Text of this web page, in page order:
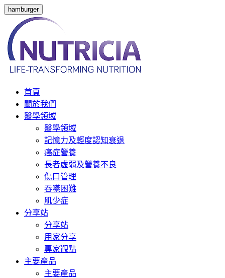
hamburger
首頁
關於我們
醫學領域
醫學領域
記憶力及輕度認知衰退
癌症營養
長者虛弱及營養不良
傷口管理
吞嚥困難
肌少症
分享站
分享站
用家分享
專家觀點
主要產品
主要產品